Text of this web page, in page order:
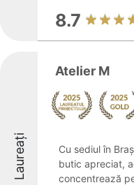
8.7
Laureați
Atelier M
Cu sediul în
butic apreciat,
concentrează